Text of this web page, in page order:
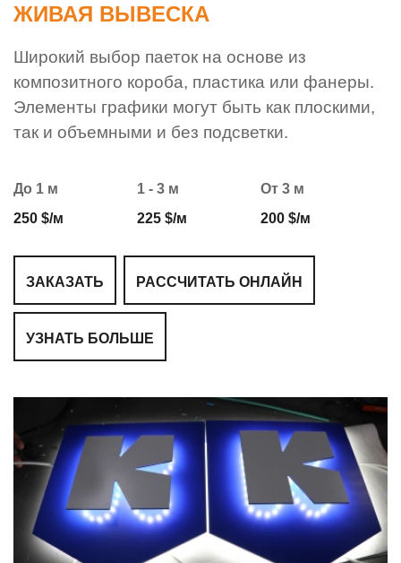
ЖИВАЯ ВЫВЕСКА
Широкий выбор паеток на основе из
композитного короба, пластика или фанеры.
Элементы графики могут быть как плоскими,
так и объемными и без подсветки.
До 1 м
250 $/м
1 - 3 м
225 $/м
От 3 м
200 $/м
ЗАКАЗАТЬ РАССЧИТАТЬ ОНЛАЙН
УЗНАТЬ БОЛЬШЕ